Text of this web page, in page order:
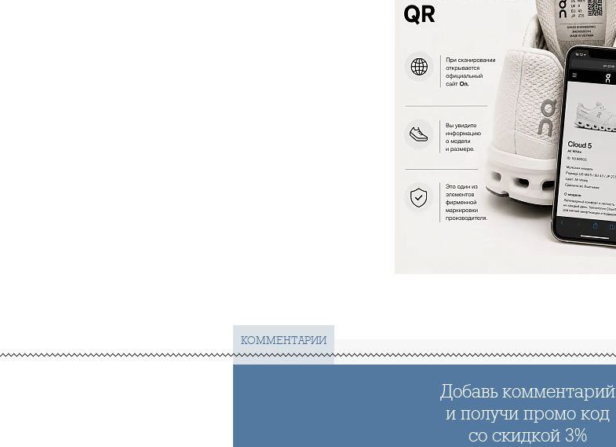
КОММЕНТАРИИ
Добавь комментарий
и получи промо код
со скидкой 3%